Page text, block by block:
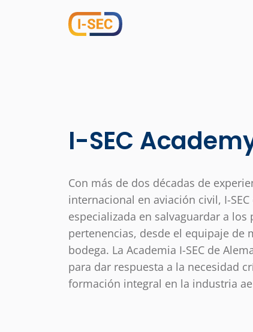
I-SEC
Con más de dos décadas de
internacional en aviación civil, I-SEC
especializada en salvaguardar a los
pertenencias, desde el equipaje de
bodega. La Academia I-SEC de
para dar respuesta a la necesidad
formación integral en la industria